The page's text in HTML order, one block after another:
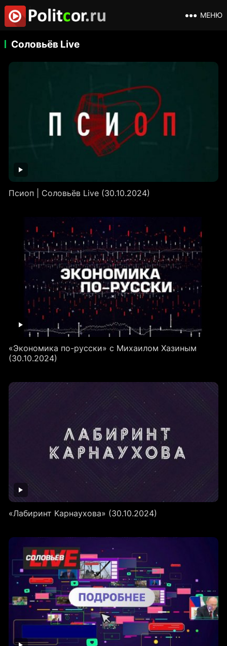
МЕНЮ
Соловьёв Live
Псиоп | Соловьёв Live (30.10.2024)
«Экономика по-русски» с Михаилом Хазиным
(30.10.2024)
«Лабиринт Карнаухова» (30.10.2024)